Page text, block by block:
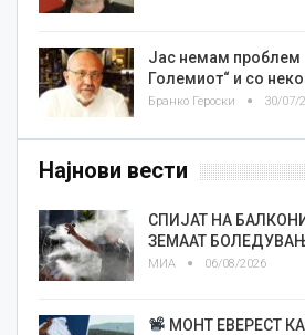
Јас немам проблем
Големиот“ и со
Бранко Героски 30/07/
Најнови вести
СПИЈАТ НА
ЗЕМААТ
МИА 06/08/2026
МОНТ ЕВЕРЕСТ